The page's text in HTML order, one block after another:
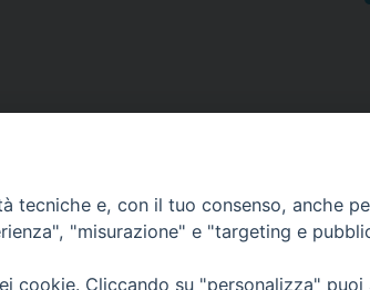
Comunicazioni sociali
tecniche e, con il tuo consenso, anche
"misurazione" e "targeting e
cookie. Cliccando su "personalizza"